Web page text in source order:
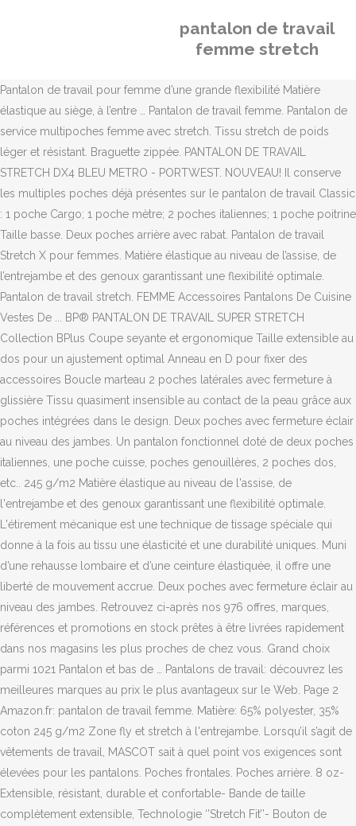
pantalon de travail
femme stretch
Pantalon de travail pour femme d’une grande flexibilité Matière
élastique au siège, à l’entre … Pantalon de travail femme. Pantalon de
service multipoches femme avec stretch. Tissu stretch de poids
léger et résistant. Braguette zippée. PANTALON DE TRAVAIL
STRETCH DX4 BLEU METRO - PORTWEST. NOUVEAU! Il conserve
les multiples poches déjà présentes sur le pantalon de travail Classic
: 1 poche Cargo; 1 poche mètre; 2 poches italiennes; 1 poche poitrine
Taille basse. Deux poches arrière avec rabat. Pantalon de travail
Stretch X pour femmes. Matière élastique au niveau de l’assise, de
l’entrejambe et des genoux garantissant une flexibilité optimale.
Pantalon de travail stretch. FEMME Accessoires Pantalons De Cuisine
Vestes De ... BP® PANTALON DE TRAVAIL SUPER STRETCH
Collection BPlus Coupe seyante et ergonomique Taille extensible au
dos pour un ajustement optimal Anneau en D pour fixer des
accessoires Boucle marteau 2 poches latérales avec fermeture à
glissière Tissu quasiment insensible au contact de la peau grâce aux
poches intégrées dans le design. Deux poches avec fermeture éclair
au niveau des jambes. Un pantalon fonctionnel doté de deux poches
italiennes, une poche cuisse, poches genouillères, 2 poches dos,
etc.. 245 g/m2 Matière élastique au niveau de l'assise, de
l'entrejambe et des genoux garantissant une flexibilité optimale.
L'étirement mécanique est une technique de tissage spéciale qui
donne à la fois au tissu une élasticité et une durabilité uniques. Muni
d’une rehausse lombaire et d’une ceinture élastiquée, il offre une
liberté de mouvement accrue. Deux poches avec fermeture éclair au
niveau des jambes. Retrouvez ci-après nos 976 offres, marques,
références et promotions en stock prêtes à être livrées rapidement
dans nos magasins les plus proches de chez vous. Grand choix
parmi 1021 Pantalon et bas de … Pantalons de travail: découvrez les
meilleures marques au prix le plus avantageux sur le Web. Page 2
Amazon.fr: pantalon de travail femme. Matière: 65% polyester, 35%
coton 245 g/m2 Zone fly et stretch à l'entrejambe. Lorsqu’il s’agit de
vêtements de travail, MASCOT sait à quel point vos exigences sont
élevées pour les pantalons. Poches frontales. Poches arrière. 8 oz-
Extensible, résistant, durable et confortable- Bande de taille
complètement extensible, Technologie ‘’Stretch Fit’’- Bouton de